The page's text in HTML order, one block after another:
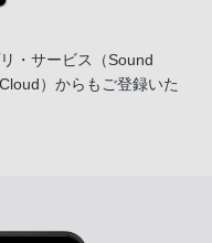
・サービス
（Sound
）からもご登録いた